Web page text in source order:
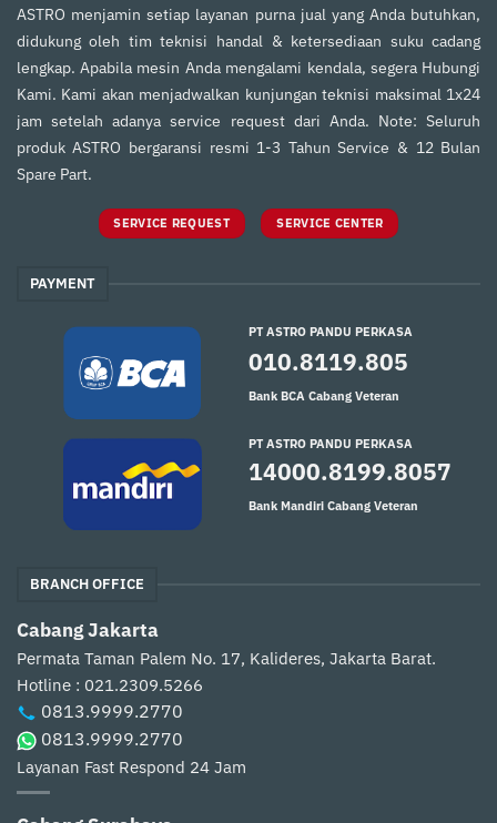
ASTRO menjamin setiap layanan purna jual yang Anda butuhkan,
didukung oleh tim teknisi handal & ketersediaan suku cadang
lengkap. Apabila mesin Anda mengalami kendala, segera Hubungi
Kami. Kami akan menjadwalkan kunjungan teknisi maksimal 1x24
jam setelah adanya service request dari Anda. Note: Seluruh
produk ASTRO bergaransi resmi 1-3 Tahun Service & 12 Bulan
Spare Part.
SERVICE REQUEST SERVICE CENTER
PAYMENT
PT ASTRO PANDU PERKASA
010.8119.805
Bank BCA Cabang Veteran
PT ASTRO PANDU PERKASA
14000.8199.8057
Bank Mandiri Cabang Veteran
BRANCH OFFICE
Cabang Jakarta
Permata Taman Palem No. 17, Kalideres, Jakarta Barat.
Hotline : 021.2309.5266
0813.9999.2770
0813.9999.2770
Layanan Fast Respond 24 Jam